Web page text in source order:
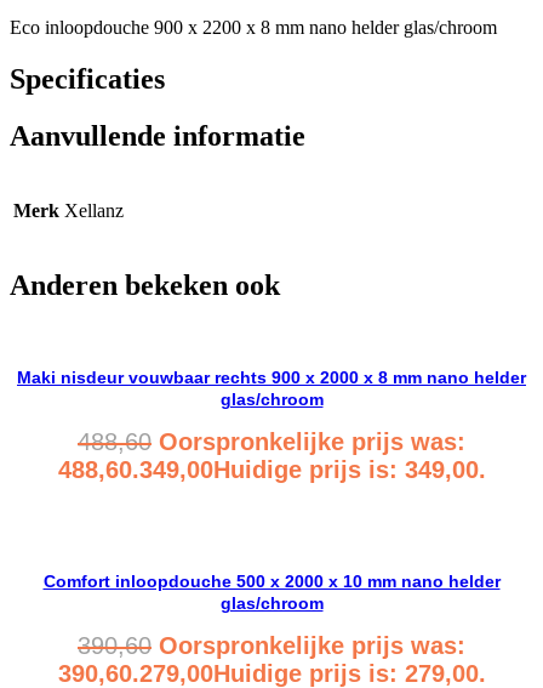
Eco inloopdouche 900 x 2200 x 8 mm nano helder glas/chroom
Specificaties
Aanvullende informatie
Merk Xellanz
Anderen bekeken ook
Maki nisdeur vouwbaar rechts 900 x 2000 x 8 mm nano helder
glas/chroom
488,60 Oorspronkelijke prijs was:
488,60.349,00Huidige prijs is: 349,00.
Comfort inloopdouche 500 x 2000 x 10 mm nano helder
glas/chroom
390,60 Oorspronkelijke prijs was:
390,60.279,00Huidige prijs is: 279,00.